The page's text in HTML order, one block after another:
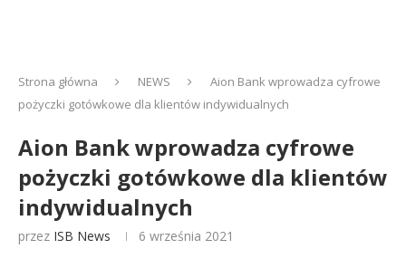
Strona główna NEWS
Aion Bank wprowadza cyfrowe
pożyczki gotówkowe dla klientów indywidualnych
Aion Bank wprowadza cyfrowe
pożyczki gotówkowe dla klientów
indywidualnych
przez ISB News 6 września 2021